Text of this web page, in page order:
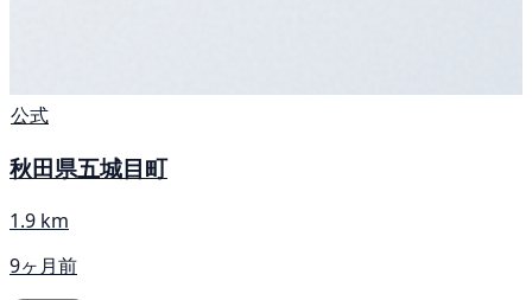
公式
秋田県五城目町
1.9 km
9ヶ月前